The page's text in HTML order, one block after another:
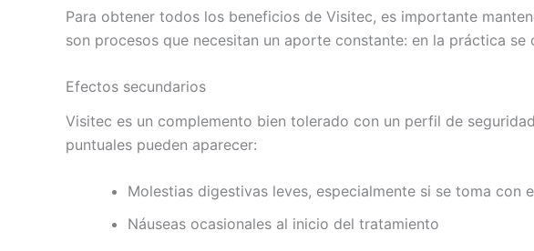
Para obtener todos los beneficios de Visitec, es importante
son procesos que necesitan un aporte constante: en la práctica
Efectos secundarios
Visitec es un complemento bien tolerado con un perfil de
puntuales pueden aparecer:
Molestias digestivas leves, especialmente si se toma con
Náuseas ocasionales al inicio del tratamiento